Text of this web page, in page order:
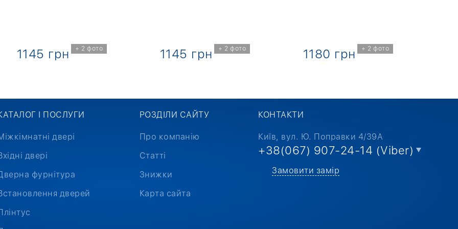
+ 2 фото
1145 грн + 2 фото
1145 грн + 2 фото
1180 грн
І ПОСЛУГИ
двері
двері
фурнітура
дверей
РОЗДІЛИ САЙТУ
Про компанію
Статті
Знижки
Карта сайта
КОНТАКТИ
Київ, вул. Ю. Поправки 4/39А
+38(067) 907-24-14 (Viber)
Замовити замір